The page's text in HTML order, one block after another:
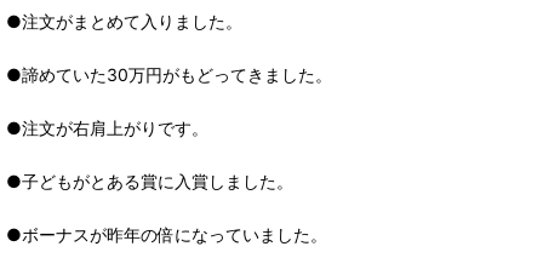
●注文がまとめて入りました。
●諦めていた30万円がもどってきました。
●注文が右肩上がりです。
●子どもがとある賞に入賞しました。
●ボーナスが昨年の倍になっていました。